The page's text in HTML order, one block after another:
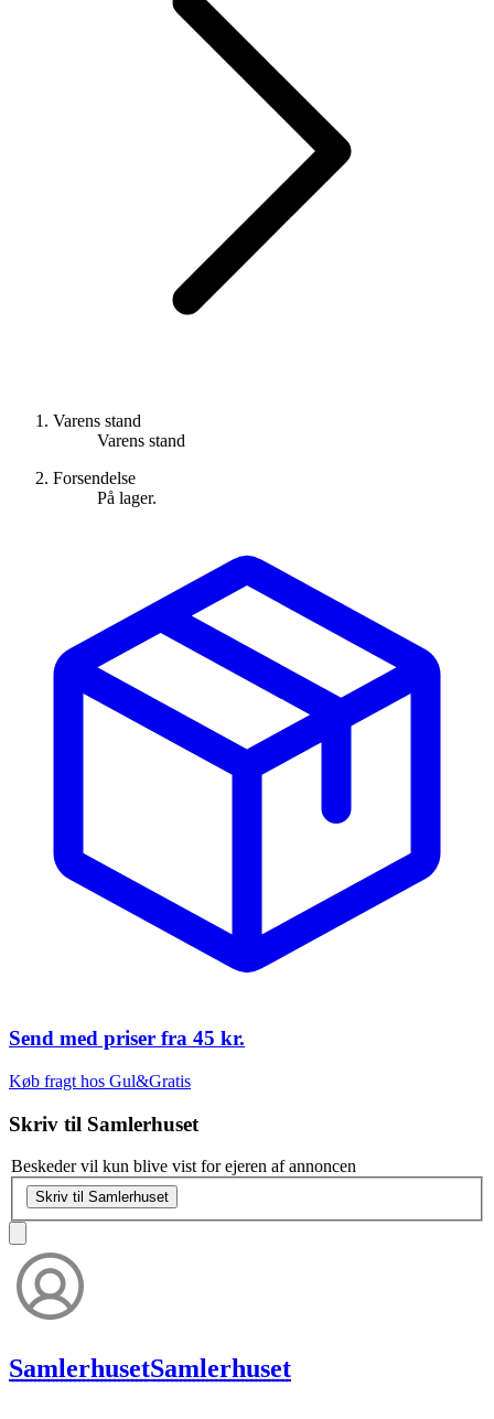
Varens stand
Varens stand
Forsendelse
På lager.
Send med priser fra 45 kr.
Køb fragt hos Gul&Gratis
Skriv til Samlerhuset
Beskeder vil kun blive vist for ejeren af annoncen
Skriv til Samlerhuset
SamlerhusetSamlerhuset